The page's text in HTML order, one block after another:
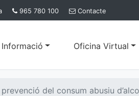
965 780 100 Contacte
Informació Oficina Virtual
del consum abusiu